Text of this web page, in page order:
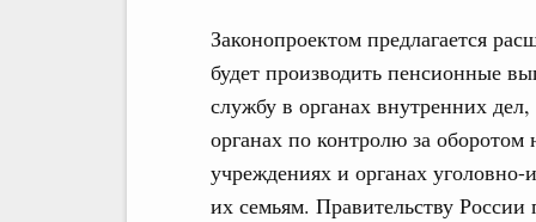
Законопроектом предлагается
будет производить пенсионные
службу в органах внутренних
органах по контролю за
учреждениях и органах
их семьям. Правительству России